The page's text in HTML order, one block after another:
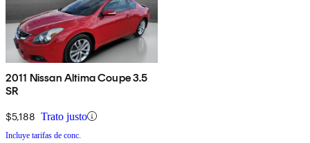
2011 Nissan Altima Coupe 3.5
SR
$5,188 Trato justo
Incluye tarifas de conc.